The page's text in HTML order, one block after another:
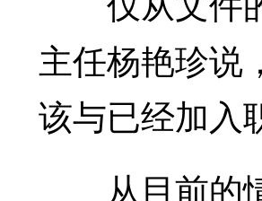
主任杨艳珍说
该与已经加入
从目前的情